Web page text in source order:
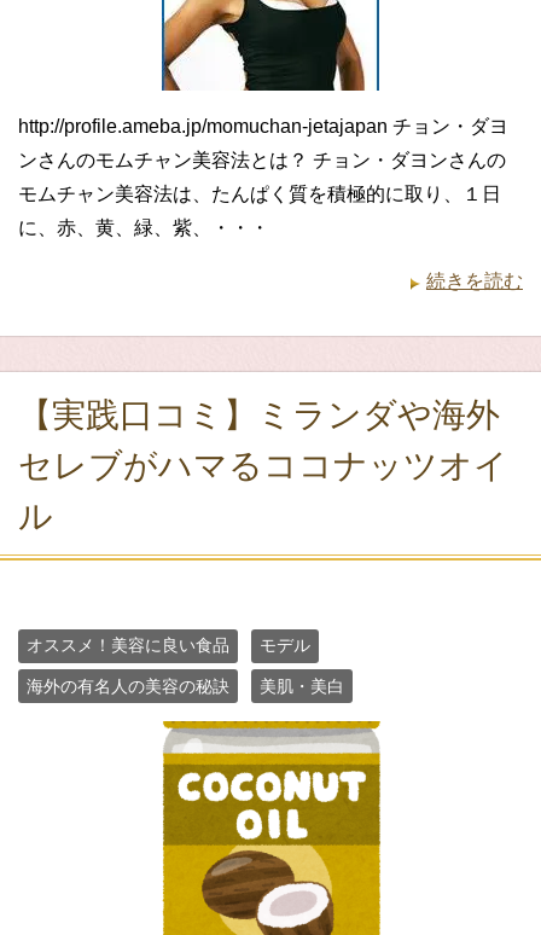
http://profile.ameba.jp/momuchan-jetajapan チョン・ダヨ
ンさんのモムチャン美容法とは？ チョン・ダヨンさんの
モムチャン美容法は、たんぱく質を積極的に取り、１日
に、赤、黄、緑、紫、・・・
続きを読む
【実践口コミ】ミランダや海外
セレブがハマるココナッツオイ
ル
オススメ！美容に良い食品 モデル
海外の有名人の美容の秘訣 美肌・美白